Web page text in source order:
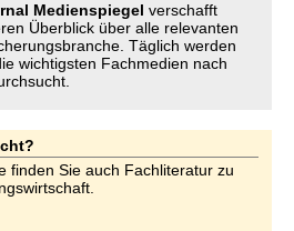
Medienspiegel verschafft
Überblick über alle relevanten
Täglich werden
wichtigsten Fachmedien nach
finden Sie auch Fachliteratur zu